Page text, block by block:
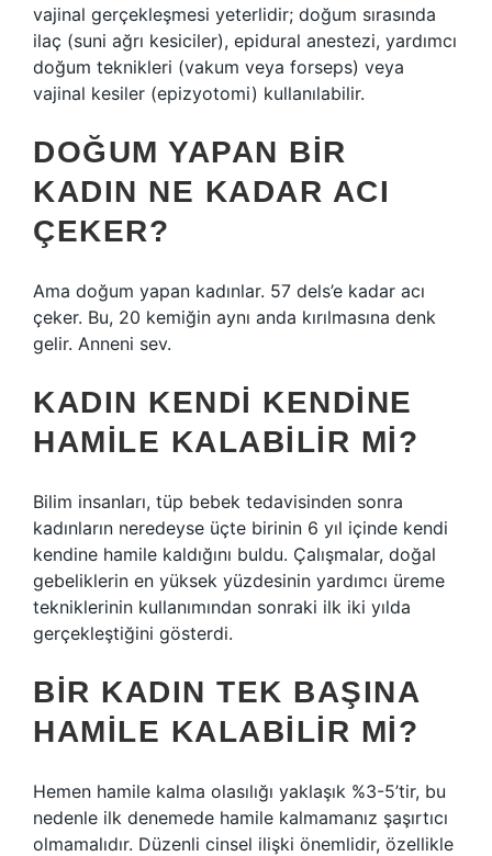
vajinal gerçekleşmesi yeterlidir; doğum sırasında
ilaç (suni ağrı kesiciler), epidural anestezi, yardımcı
doğum teknikleri (vakum veya forseps) veya
vajinal kesiler (epizyotomi) kullanılabilir.
DOĞUM YAPAN BIR
KADIN NE KADAR ACI
ÇEKER?
Ama doğum yapan kadınlar. 57 dels’e kadar acı
çeker. Bu, 20 kemiğin aynı anda kırılmasına denk
gelir. Anneni sev.
KADIN KENDI KENDINE
HAMILE KALABILIR MI?
Bilim insanları, tüp bebek tedavisinden sonra
kadınların neredeyse üçte birinin 6 yıl içinde kendi
kendine hamile kaldığını buldu. Çalışmalar, doğal
gebeliklerin en yüksek yüzdesinin yardımcı üreme
tekniklerinin kullanımından sonraki ilk iki yılda
gerçekleştiğini gösterdi.
BIR KADIN TEK BAŞINA
HAMILE KALABILIR MI?
Hemen hamile kalma olasılığı yaklaşık %3-5’tir, bu
nedenle ilk denemede hamile kalmamanız şaşırtıcı
olmamalıdır. Düzenli cinsel ilişki önemlidir, özellikle